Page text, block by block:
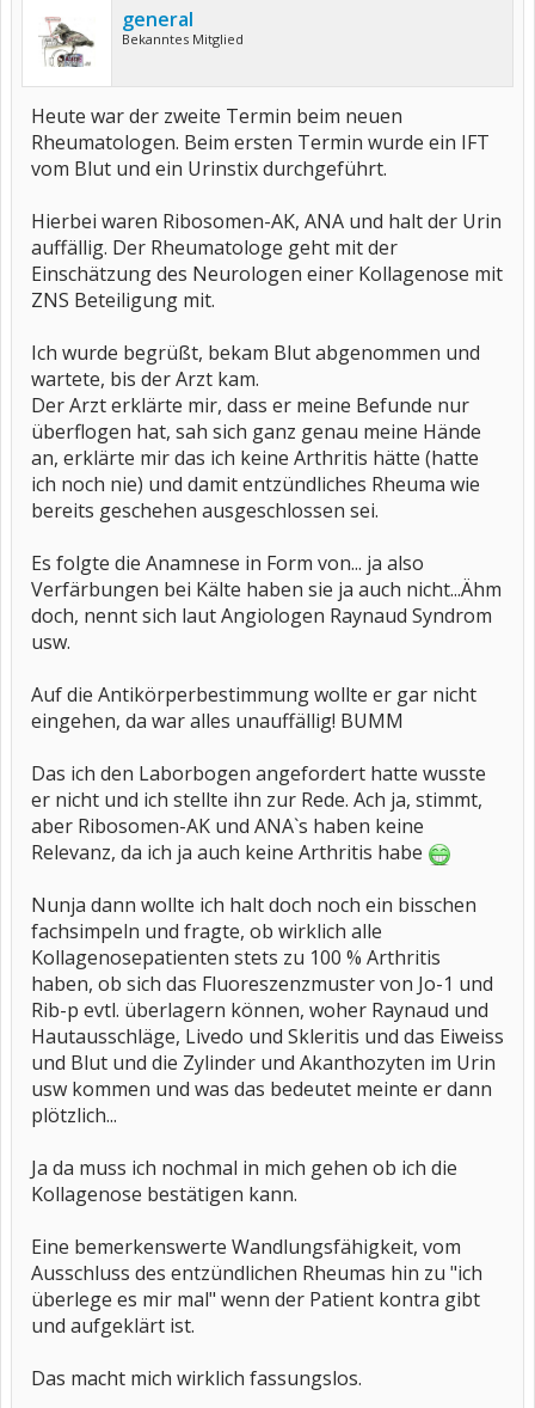
general
Bekanntes Mitglied
Heute war der zweite Termin beim neuen
Rheumatologen. Beim ersten Termin wurde ein IFT
vom Blut und ein Urinstix durchgeführt.
Hierbei waren Ribosomen-AK, ANA und halt der Urin
auffällig. Der Rheumatologe geht mit der
Einschätzung des Neurologen einer Kollagenose mit
ZNS Beteiligung mit.
Ich wurde begrüßt, bekam Blut abgenommen und
wartete, bis der Arzt kam.
Der Arzt erklärte mir, dass er meine Befunde nur
überflogen hat, sah sich ganz genau meine Hände
an, erklärte mir das ich keine Arthritis hätte (hatte
ich noch nie) und damit entzündliches Rheuma wie
bereits geschehen ausgeschlossen sei.
Es folgte die Anamnese in Form von... ja also
Verfärbungen bei Kälte haben sie ja auch nicht...Ähm
doch, nennt sich laut Angiologen Raynaud Syndrom
usw.
Auf die Antikörperbestimmung wollte er gar nicht
eingehen, da war alles unauffällig! BUMM
Das ich den Laborbogen angefordert hatte wusste
er nicht und ich stellte ihn zur Rede. Ach ja, stimmt,
aber Ribosomen-AK und ANA`s haben keine
Relevanz, da ich ja auch keine Arthritis habe
Nunja dann wollte ich halt doch noch ein bisschen
fachsimpeln und fragte, ob wirklich alle
Kollagenosepatienten stets zu 100 % Arthritis
haben, ob sich das Fluoreszenzmuster von Jo-1 und
Rib-p evtl. überlagern können, woher Raynaud und
Hautausschläge, Livedo und Skleritis und das Eiweiss
und Blut und die Zylinder und Akanthozyten im Urin
usw kommen und was das bedeutet meinte er dann
plötzlich...
Ja da muss ich nochmal in mich gehen ob ich die
Kollagenose bestätigen kann.
Eine bemerkenswerte Wandlungsfähigkeit, vom
Ausschluss des entzündlichen Rheumas hin zu "ich
überlege es mir mal" wenn der Patient kontra gibt
und aufgeklärt ist.
Das macht mich wirklich fassungslos.